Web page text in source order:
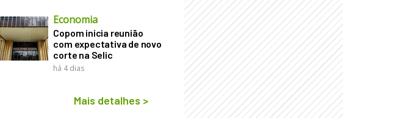
Economia
Copom inicia reunião
com expectativa de novo
corte na Selic
há 4 dias
Mais detalhes >